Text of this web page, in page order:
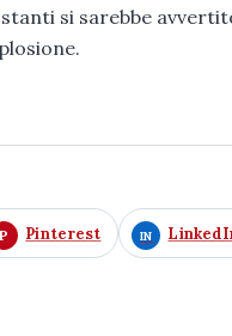
si sarebbe
Pinterest